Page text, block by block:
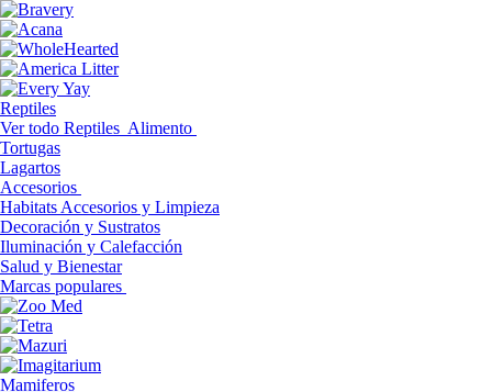
Reptiles
Ver todo Reptiles Alimento
Tortugas
Lagartos
Accesorios
Habitats Accesorios y Limpieza
Decoración y Sustratos
Iluminación y Calefacción
Salud y Bienestar
Marcas populares
Mamiferos